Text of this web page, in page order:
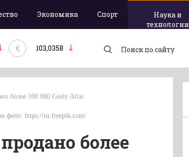
Экономика Спорт
Наука и
технологии
€ 103,0358
более 100 000 Geely Atlas
фото: https://ru.freepik.com/
более